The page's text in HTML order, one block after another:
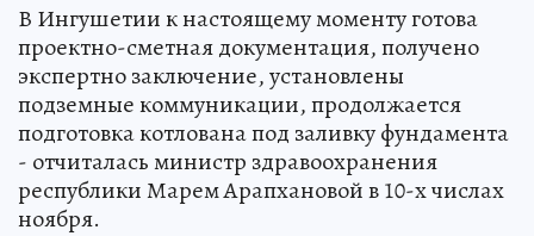
В Ингушетии к настоящему моменту готова
проектно-сметная документация, получено
экспертно заключение, установлены
подземные коммуникации, продолжается
подготовка котлована под заливку фундамента
- отчиталась министр здравоохранения
республики Марем Арапхановой в 10-х числах
ноября.